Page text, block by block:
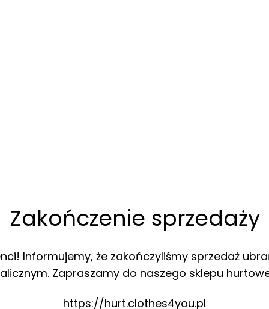
Zakończenie sprzedaży
Informujemy, że zakończyliśmy sprzedaż
Zapraszamy do naszego sklepu
https://hurt.clothes4you.pl